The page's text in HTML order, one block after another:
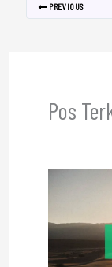
PREVIOUS
Pos